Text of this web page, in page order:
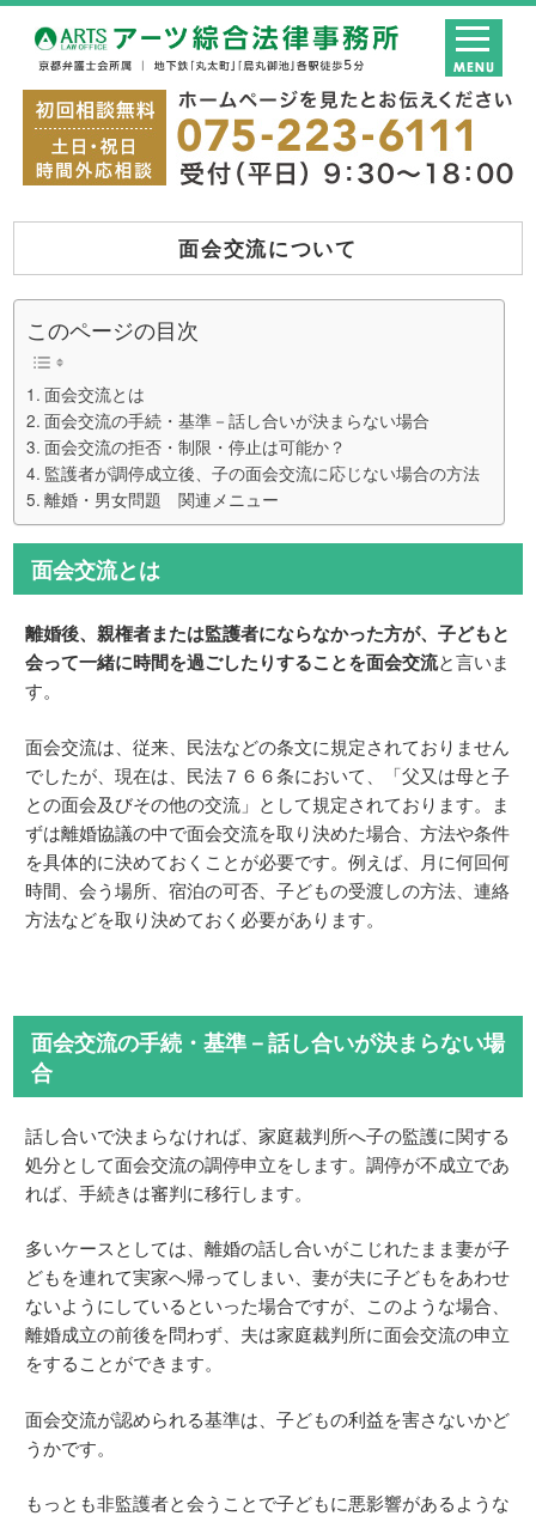
面会交流について
このページの目次
面会交流とは
面会交流の手続・基準－話し合いが決まらない場合
面会交流の拒否・制限・停止は可能か？
監護者が調停成立後、子の面会交流に応じない場合の方法
離婚・男女問題 関連メニュー
面会交流とは
離婚後、親権者または監護者にならなかった方が、子どもと
会って一緒に時間を過ごしたりすることを面会交流と言いま
す。
面会交流は、従来、民法などの条文に規定されておりません
でしたが、現在は、民法７６６条において、「父又は母と子
との面会及びその他の交流」として規定されております。ま
ずは離婚協議の中で面会交流を取り決めた場合、方法や条件
を具体的に決めておくことが必要です。例えば、月に何回何
時間、会う場所、宿泊の可否、子どもの受渡しの方法、連絡
方法などを取り決めておく必要があります。
面会交流の手続・基準－話し合いが決まらない場
合
話し合いで決まらなければ、家庭裁判所へ子の監護に関する
処分として面会交流の調停申立をします。調停が不成立であ
れば、手続きは審判に移行します。
多いケースとしては、離婚の話し合いがこじれたまま妻が子
どもを連れて実家へ帰ってしまい、妻が夫に子どもをあわせ
ないようにしているといった場合ですが、このような場合、
離婚成立の前後を問わず、夫は家庭裁判所に面会交流の申立
をすることができます。
面会交流が認められる基準は、子どもの利益を害さないかど
うかです。
もっとも非監護者と会うことで子どもに悪影響があるような